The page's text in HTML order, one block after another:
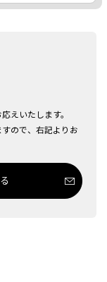
えいたします。
ので、右記よりお